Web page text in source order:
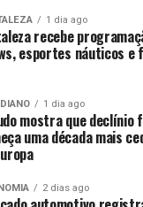
1 dia ago
recebe
esportes náuticos
1 dia ago
mostra que declínio
uma década mais
2 dias ago